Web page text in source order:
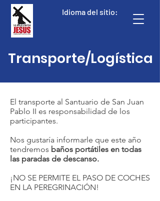
Idioma del sitio:
Transporte/Logística
El transporte al Santuario de San Juan
Pablo II es responsabilidad de los
participantes.
Nos gustaría informarle que este año
tendremos baños portátiles en todas
las paradas de descanso.
¡NO SE PERMITE EL PASO DE COCHES
EN LA PEREGRINACIÓN!